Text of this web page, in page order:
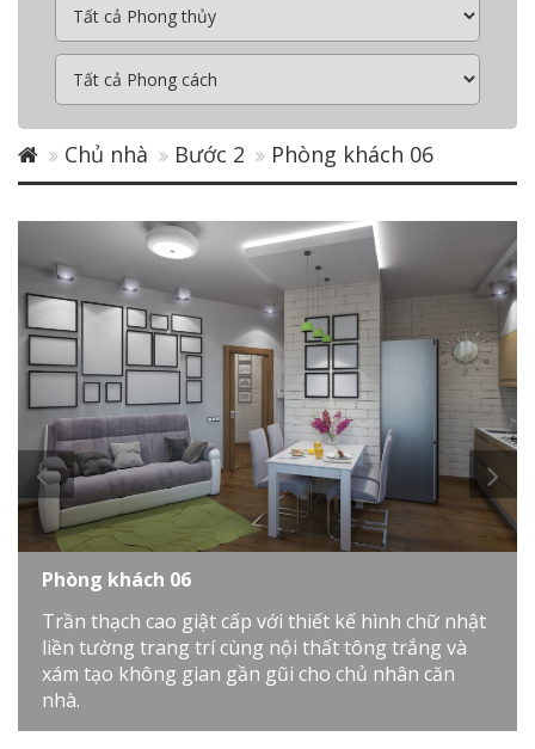
Chủ nhà Bước 2 Phòng khách 06
Phòng khách 06
Trần thạch cao giật cấp với thiết kế hình chữ nhật
liền tường trang trí cùng nội thất tông trắng và
xám tạo không gian gần gũi cho chủ nhân căn
nhà.